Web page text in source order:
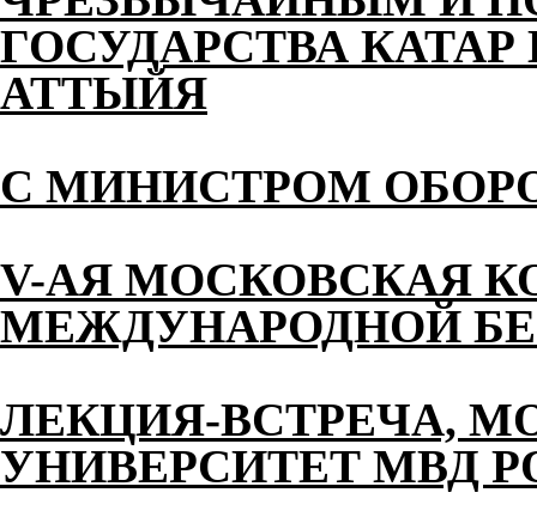
ГОСУДАРСТВА
АТТЫЙЯ
С МИНИСТРОМ
V-АЯ МОСКОВСКАЯ
МЕЖДУНАРОДНОЙ
ЛЕКЦИЯ-ВСТРЕЧА,
УНИВЕРСИТЕТ МВД